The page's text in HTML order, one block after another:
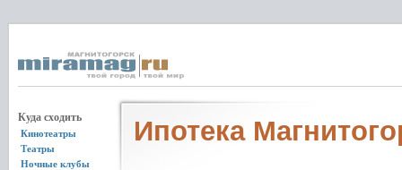
Куда сходить
Кинотеатры
Театры
Ночные клубы
Ипотека